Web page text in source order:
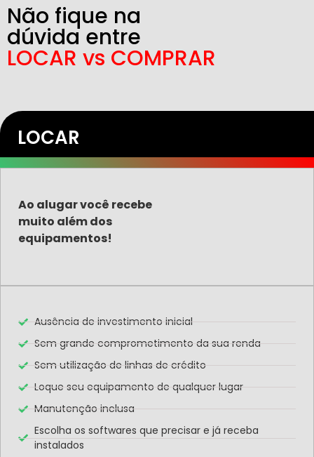
Não fique na
dúvida entre
LOCAR vs COMPRAR
LOCAR
Ao alugar você recebe
muito além dos
equipamentos!
Ausência de investimento inicial
Sem grande comprometimento da sua renda
Sem utilização de linhas de crédito
Loque seu equipamento de qualquer lugar
Manutenção inclusa
Escolha os softwares que precisar e já receba
instalados